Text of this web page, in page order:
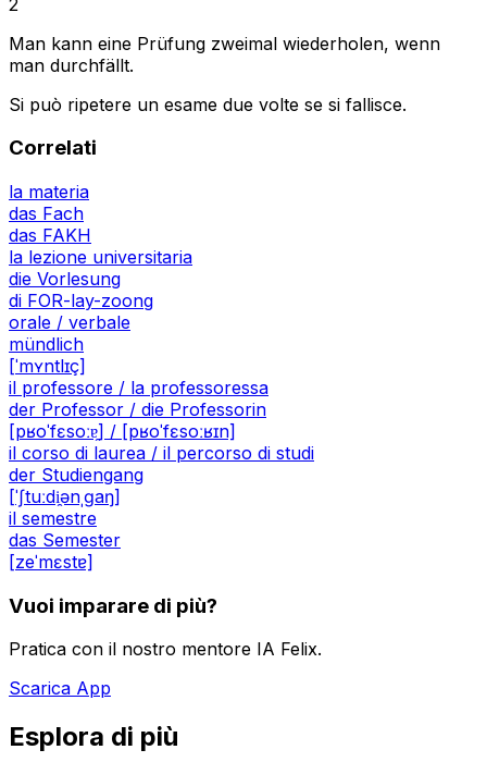
Man kann eine Prüfung zweimal wiederholen, wenn
man durchfällt.
Si può ripetere un esame due volte se si fallisce.
Correlati
la materia
das Fach
das FAKH
la lezione universitaria
die Vorlesung
di FOR-lay-zoong
orale / verbale
mündlich
[ˈmʏntlɪç]
il professore / la professoressa
der Professor / die Professorin
[pʁoˈfɛsoːɐ̯] / [pʁoˈfɛsoːʁɪn]
il corso di laurea / il percorso di studi
der Studiengang
[ˈʃtuːdi̯ənˌɡaŋ]
il semestre
das Semester
[zeˈmɛstɐ]
Vuoi imparare di più?
Pratica con il nostro mentore IA Felix.
Scarica App
Esplora di più